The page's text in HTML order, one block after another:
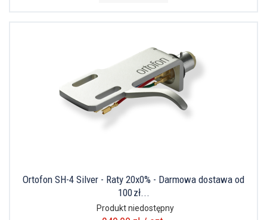
Ortofon SH-4 Silver - Raty 20x0% - Darmowa dostawa od
100 zł...
Produkt niedostępny